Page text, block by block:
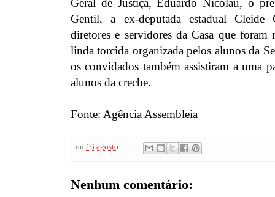
Geral de Justiça, Eduardo Nicolau, o
Gentil, a ex-deputada estadual
diretores e servidores da Casa que foram
linda torcida organizada pelos alunos da
os convidados também assistiram a uma
alunos da creche.
Fonte: Agência Assembleia
on 16 agosto
Nenhum comentário: